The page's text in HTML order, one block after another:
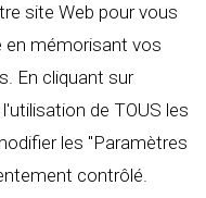
site Web pour vous
en mémorisant vos
En cliquant sur
de TOUS les
les "Paramètres
contrôlé.